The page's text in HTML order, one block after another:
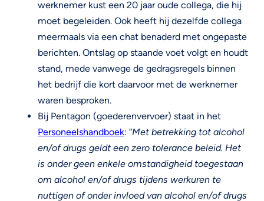
werknemer kust een 20 jaar oude collega, die hij
moet begeleiden. Ook heeft hij dezelfde collega
meermaals via een chat benaderd met ongepaste
berichten. Ontslag op staande voet volgt en houdt
stand, mede vanwege de gedragsregels binnen
het bedrijf die kort daarvoor met de werknemer
waren besproken.
Bij Pentagon (goederenvervoer) staat in het
Personeelshandboek: “Met betrekking tot alcohol
en/of drugs geldt een zero tolerance beleid. Het
is onder geen enkele omstandigheid toegestaan
om alcohol en/of drugs tijdens werkuren te
nuttigen of onder invloed van alcohol en/of drugs